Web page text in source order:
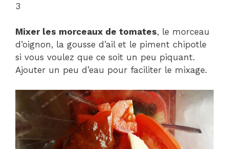
3
Mixer les morceaux de tomates, le morceau
d’oignon, la gousse d’ail et le piment chipotle
si vous voulez que ce soit un peu piquant.
Ajouter un peu d’eau pour faciliter le mixage.